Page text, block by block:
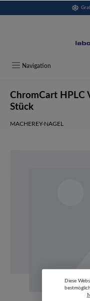
Navigation
ChromCart HPLC
Stück
MACHEREY-NAGEL
Diese